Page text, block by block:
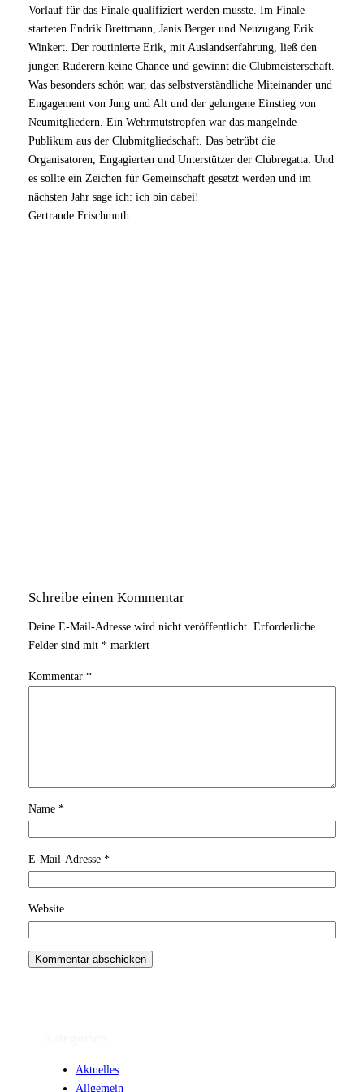
Vorlauf für das Finale qualifiziert werden musste. Im Finale
starteten Endrik Brettmann, Janis Berger und Neuzugang Erik
Winkert. Der routinierte Erik, mit Auslandserfahrung, ließ den
jungen Ruderern keine Chance und gewinnt die Clubmeisterschaft.
Was besonders schön war, das selbstverständliche Miteinander und
Engagement von Jung und Alt und der gelungene Einstieg von
Neumitgliedern. Ein Wehrmutstropfen war das mangelnde
Publikum aus der Clubmitgliedschaft. Das betrübt die
Organisatoren, Engagierten und Unterstützer der Clubregatta. Und
es sollte ein Zeichen für Gemeinschaft gesetzt werden und im
nächsten Jahr sage ich: ich bin dabei!
Gertraude Frischmuth
Schreibe einen Kommentar
Deine E-Mail-Adresse wird nicht veröffentlicht. Erforderliche
Felder sind mit *markiert
Kommentar *
Name *
E-Mail-Adresse *
Website
Aktuelles
Allgemein